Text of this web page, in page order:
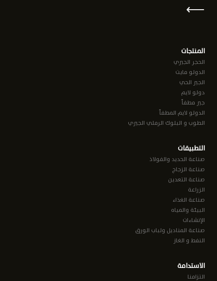
⟵
المنتجات
الحجر الجيري
الدولو مايت
الجير الحي
دولو لايم
جير مطفأ
الدولو لايم المطفأ
الطوب و البلوك الرملي الجيري
التطبيقات
صناعة الحديد والفولاذ
صناعة الزجاج
صناعة التعدين
الزراعة
صناعة الغذاء
البيئة والمياه
الإنشاءات
صناعة المناديل ولباب الورق
النفط و الغاز
الاستدامة
التزامنا